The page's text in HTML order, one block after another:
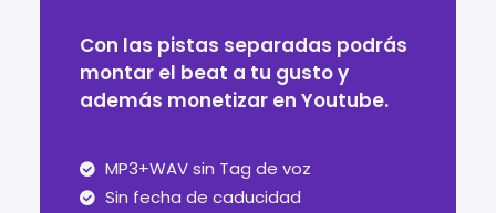
Con las pistas separadas podrás
montar el beat a tu gusto y
además monetizar en Youtube.
MP3+WAV sin Tag de voz
Sin fecha de caducidad